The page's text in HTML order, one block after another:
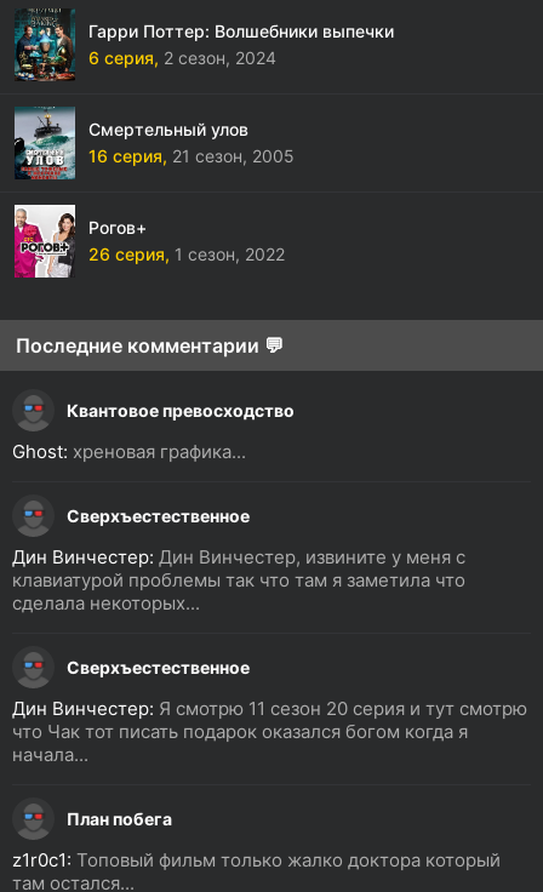
Гарри Поттер: Волшебники выпечки
6 серия, 2 сезон, 2024
Смертельный улов
16 серия, 21 сезон, 2005
Рогов+
26 серия, 1 сезон, 2022
Последние комментарии 💬
Квантовое превосходство
Ghost: хреновая графика...
Сверхъестественное
Дин Винчестер: Дин Винчестер, извините у меня с
клавиатурой проблемы так что там я заметила что
сделала некоторых...
Сверхъестественное
Дин Винчестер: Я смотрю 11 сезон 20 серия и тут смотрю
что Чак тот писать подарок оказался богом когда я
начала...
План побега
z1r0c1: Топовый фильм только жалко доктора который
там остался...